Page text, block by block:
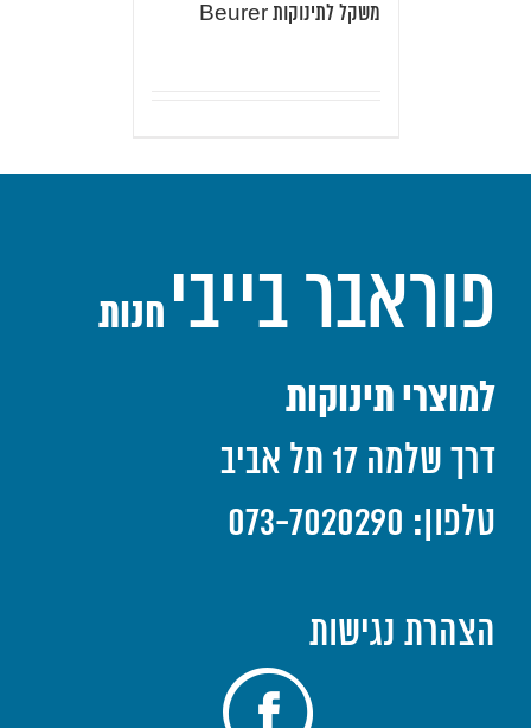
משקל לתינוקות Beurer
פוראבר בייבי חנות
למוצרי תינוקות
דרך שלמה 17 תל אביב
טלפון: 073-7020290
הצהרת נגישות